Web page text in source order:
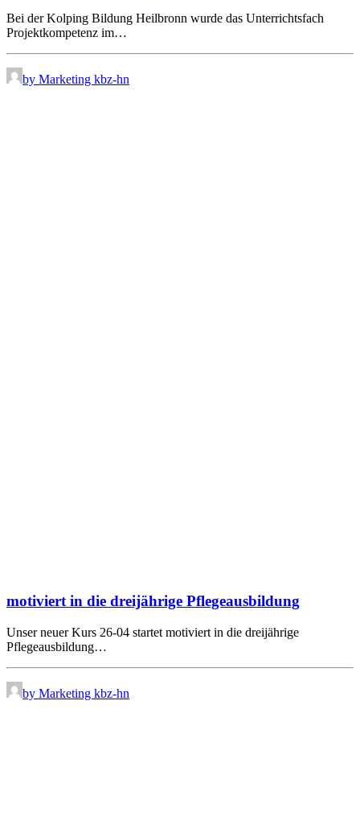
Bei der Kolping Bildung Heilbronn wurde das Unterrichtsfach
Projektkompetenz im…
by Marketing kbz-hn
motiviert in die dreijährige Pflegeausbildung
Unser neuer Kurs 26-04 startet motiviert in die dreijährige
Pflegeausbildung…
by Marketing kbz-hn